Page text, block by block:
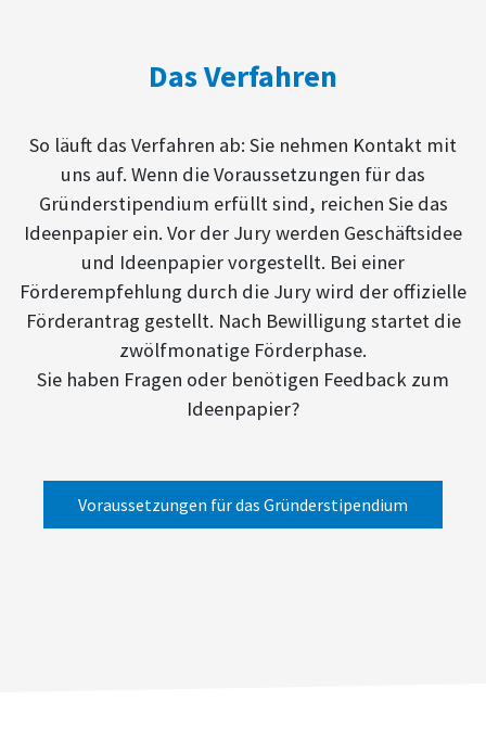
Das Verfahren
So läuft das Verfahren ab: Sie nehmen Kontakt mit
uns auf. Wenn die Voraussetzungen für das
Gründerstipendium erfüllt sind, reichen Sie das
Ideenpapier ein. Vor der Jury werden Geschäftsidee
und Ideenpapier vorgestellt. Bei einer
Förderempfehlung durch die Jury wird der offizielle
Förderantrag gestellt. Nach Bewilligung startet die
zwölfmonatige Förderphase.
Sie haben Fragen oder benötigen Feedback zum
Ideenpapier?
Voraussetzungen für das Gründerstipendium